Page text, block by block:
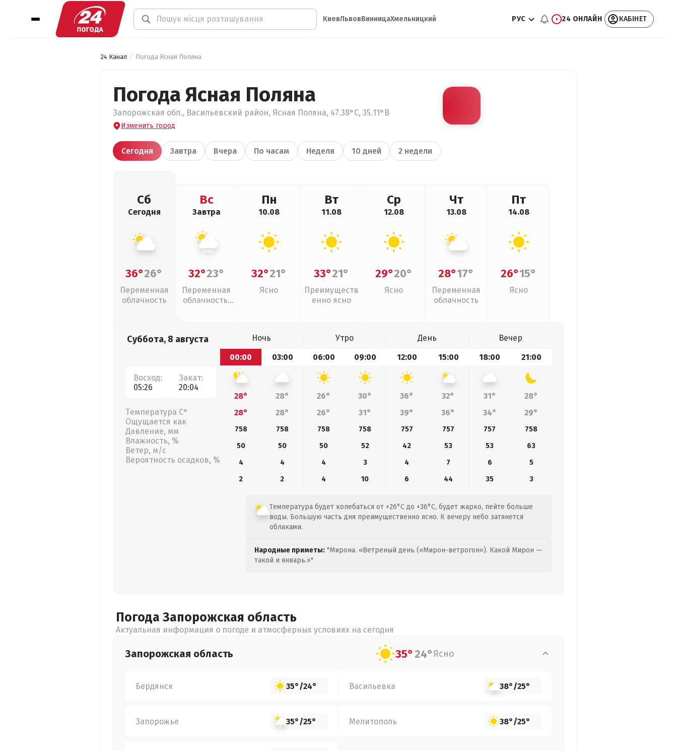
КиевЛьвовВинницаХмельницкий РУС 24 ОНЛАЙН КАБІНЕТ
24 Канал Погода Ясная Поляна
Погода Ясная Поляна
Запорожская обл., Васильевский район, Ясная Поляна, 47.38°С, 35.11°В
Изменить город
Сегодня Завтра Вчера По часам Неделя 10 дней 2 недели
Сб
Сегодня
36°26°
Переменная
облачность
Вс
Завтра
32°23°
Переменная
облачность,
Пн
10.08
32°21°
Ясно
Вт
11.08
33°21°
Преимуществ
енно ясно
Ср
12.08
29°20°
Ясно
Чт
13.08
28°17°
Переменная
облачность
Пт
14.08
26°15°
Ясно
Суббота, 8 августа
Восход:
05:26
Закат:
20:04
Температура С°
Ощущается как
Давление, мм
Влажность, %
Ветер, м/с
Вероятность осадков, %
Ночь Утро День
Вечер
00:00
03:00 06:00 09:00 12:00 15:00 18:00 21:00
28° 28° 26° 30° 36° 32° 31°
28°
28°
28° 26° 31° 39° 36° 34° 29°
758 758 758 758 757 757 757
758
50
50 50 52 42 53 53
63
4
4 4 3 4 7 6
5
2
2 4 10 6 44 35 3
Температура будет колебаться от +26°C до +36°C, будет жарко, пейте больше
воды. Большую часть дня преимущественно ясно. К вечеру небо затянется
облаками.
Народные приметы: "Мирона. «Ветреный день («Мирон-ветрогон»). Какой Мирон —
такой и январь.»"
Погода Запорожская область
Актуальная информация о погоде и атмосферных условиях на сегодня
Запорожская область 35°24°Ясно
Бердянск 35°/24° Васильевка 38°/25°
Запорожье 35°/25° Мелитополь 38°/25°